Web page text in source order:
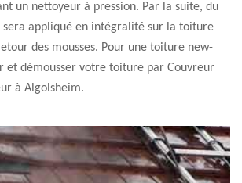
un nettoyeur à pression. Par la suite, du
sera appliqué en intégralité sur la toiture
des mousses. Pour une toiture new-
et démousser votre toiture par Couvreur
à Algolsheim.